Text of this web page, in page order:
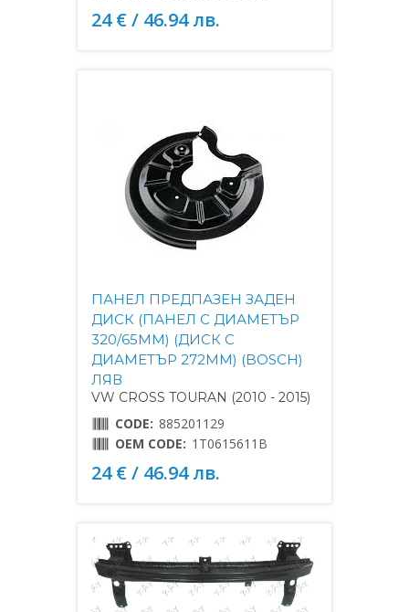
24 € / 46.94 лв.
ПАНЕЛ ПРЕДПАЗЕН ЗАДЕН
ДИСК (ПАНЕЛ С ДИАМЕТЪР
320/65MM) (ДИСК С
ДИАМЕТЪР 272MM) (BOSCH)
ЛЯВ
VW CROSS TOURAN (2010 - 2015)
CODE: 885201129
OEM CODE: 1T0615611B
24 € / 46.94 лв.